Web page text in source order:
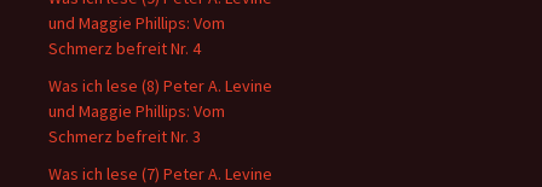
und Maggie Phillips: Vom
Schmerz befreit Nr. 4
Was ich lese (8) Peter A. Levine
und Maggie Phillips: Vom
Schmerz befreit Nr. 3
Was ich lese (7) Peter A. Levine